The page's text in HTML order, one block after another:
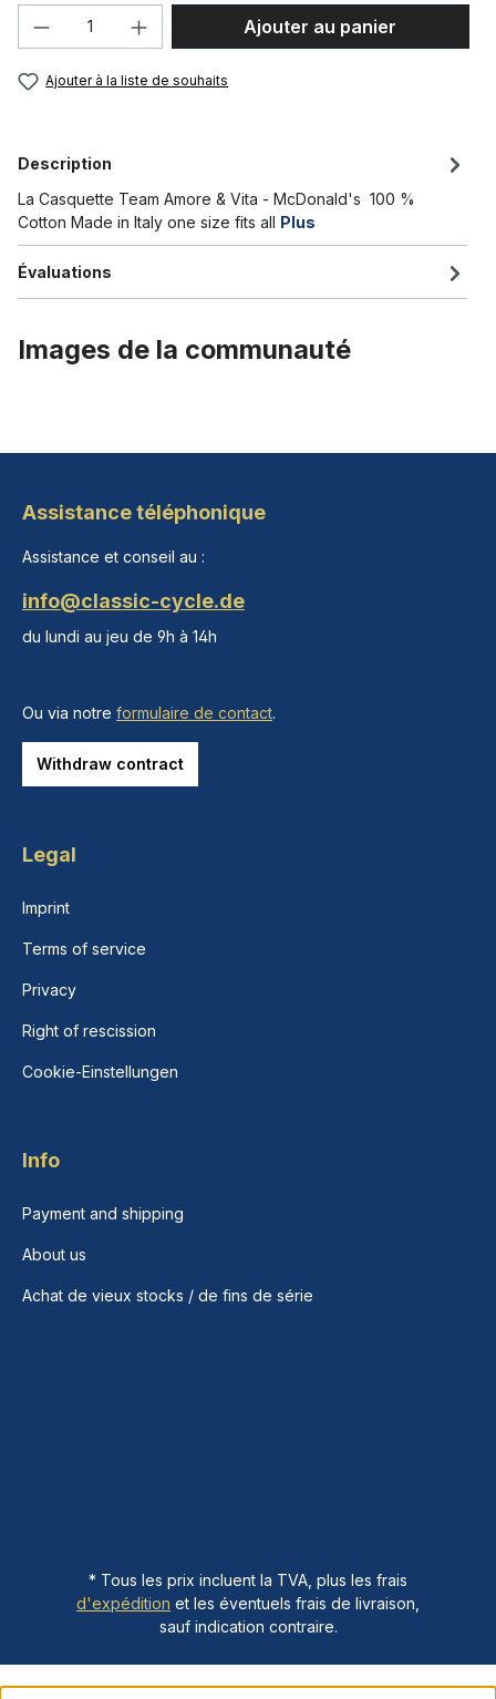
Quantité de produit : Entrez la
Ajouter au panier
Ajouter à la liste de souhaits
Description
La Casquette Team Amore & Vita - McDonald's 100 %
Cotton Made in Italy one size fits all Plus
Évaluations
Images de la communauté
Assistance téléphonique
Assistance et conseil au :
info@classic-cycle.de
du lundi au jeu de 9h à 14h
Ou via notre formulaire de contact.
Withdraw contract
Legal
Imprint
Terms of service
Privacy
Right of rescission
Cookie-Einstellungen
Info
Payment and shipping
About us
Achat de vieux stocks / de fins de série
* Tous les prix incluent la TVA, plus les frais
d'expédition et les éventuels frais de livraison,
sauf indication contraire.